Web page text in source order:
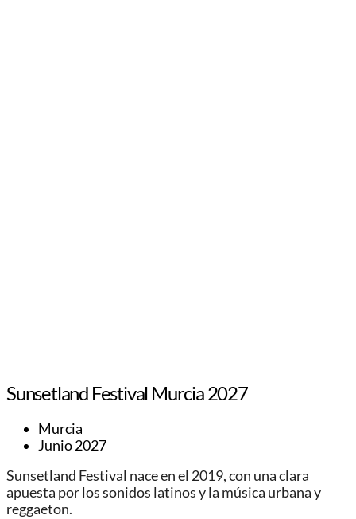
Sunsetland Festival Murcia 2027
Murcia
Junio 2027
Sunsetland Festival nace en el 2019, con una clara
apuesta por los sonidos latinos y la música urbana y
reggaeton.